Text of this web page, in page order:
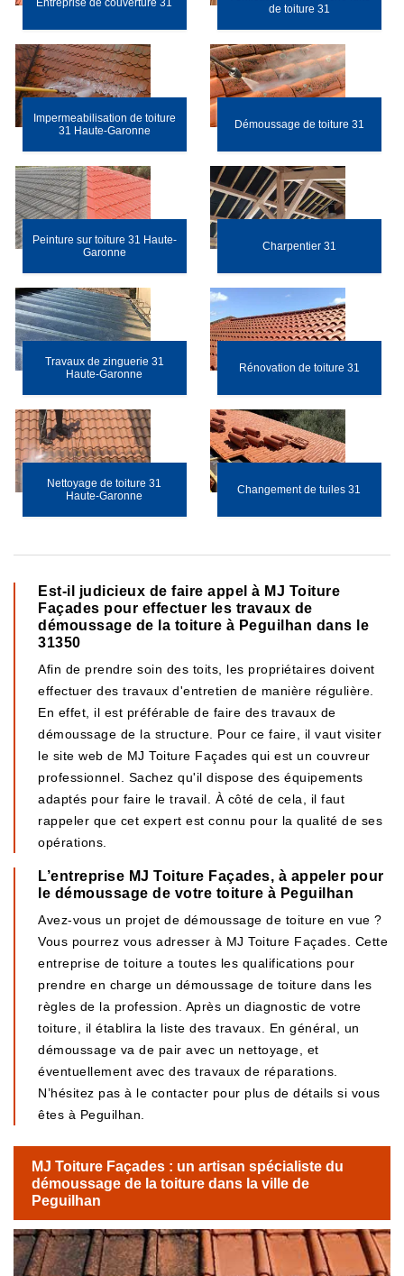
Entreprise de couverture 31
de toiture 31
Impermeabilisation de toiture
31 Haute-Garonne
Démoussage de toiture 31
Peinture sur toiture 31 Haute-
Garonne
Charpentier 31
Travaux de zinguerie 31
Haute-Garonne
Rénovation de toiture 31
Nettoyage de toiture 31
Haute-Garonne
Changement de tuiles 31
Est-il judicieux de faire appel à MJ Toiture
Façades pour effectuer les travaux de
démoussage de la toiture à Peguilhan dans le
31350
Afin de prendre soin des toits, les propriétaires doivent
effectuer des travaux d'entretien de manière régulière.
En effet, il est préférable de faire des travaux de
démoussage de la structure. Pour ce faire, il vaut visiter
le site web de MJ Toiture Façades qui est un couvreur
professionnel. Sachez qu'il dispose des équipements
adaptés pour faire le travail. À côté de cela, il faut
rappeler que cet expert est connu pour la qualité de ses
opérations.
L’entreprise MJ Toiture Façades, à appeler pour
le démoussage de votre toiture à Peguilhan
Avez-vous un projet de démoussage de toiture en vue ?
Vous pourrez vous adresser à MJ Toiture Façades. Cette
entreprise de toiture a toutes les qualifications pour
prendre en charge un démoussage de toiture dans les
règles de la profession. Après un diagnostic de votre
toiture, il établira la liste des travaux. En général, un
démoussage va de pair avec un nettoyage, et
éventuellement avec des travaux de réparations.
N’hésitez pas à le contacter pour plus de détails si vous
êtes à Peguilhan.
MJ Toiture Façades : un artisan spécialiste du
démoussage de la toiture dans la ville de
Peguilhan